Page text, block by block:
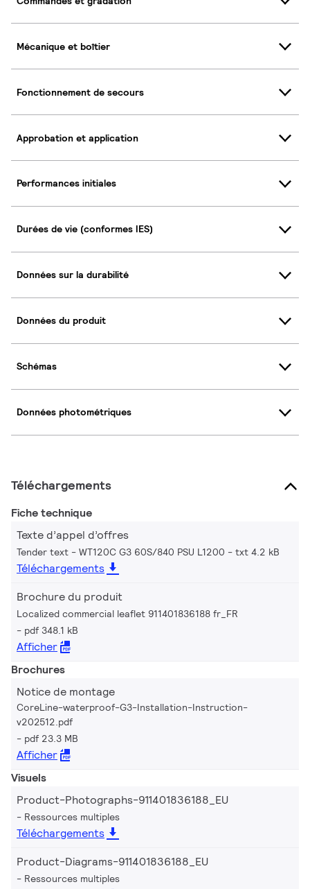
Mécanique et boîtier
Fonctionnement de secours
Approbation et application
Performances initiales
Durées de vie (conformes IES)
Données sur la durabilité
Données du produit
Schémas
Données photométriques
Téléchargements
Fiche technique
Texte d’appel d’offres
Tender text - WT120C G3 60S/840 PSU L1200 txt 4.2 kB
Téléchargements
Brochure du produit
Localized commercial leaflet 911401836188 fr_FR
pdf 348.1 kB
Afficher
Brochures
Notice de montage
CoreLine-waterproof-G3-Installation-Instruction-
v202512.pdf
pdf 23.3 MB
Afficher
Visuels
Product-Photographs-911401836188_EU
Ressources multiples
Téléchargements
Product-Diagrams-911401836188_EU
Ressources multiples